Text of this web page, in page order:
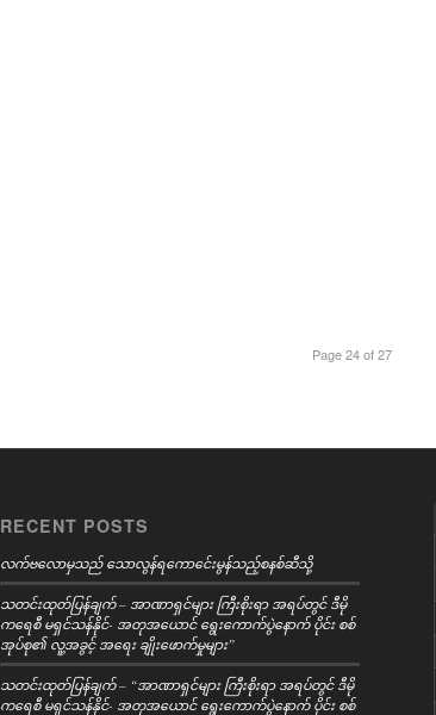
Page 24 of 27
RECENT POSTS
လက်ဗလောမှသည် သောလွန်ရကောင်ေးမွန်သည့်စနစ်ဆီသို့
သတင်းထုတ်ပြန်ချက် – အာဏာရှင်များ ကြီးစိုးရာ အရပ်တွင် ဒီမို
ကရေစီ မရှင်သန်နိုင်- အတုအယောင် ရွေးကောက်ပွဲနောက် ပိုင်း စစ်
အုပ်စု၏ လူ့အခွင့် အရေး ချိုးဖောက်မှုများ”
သတင်းထုတ်ပြန်ချက် – “အာဏာရှင်များ ကြီးစိုးရာ အရပ်တွင် ဒီမို
ကရေစီ မရှင်သန်နိုင်- အတုအယောင် ရွေးကောက်ပွဲနောက် ပိုင်း စစ်